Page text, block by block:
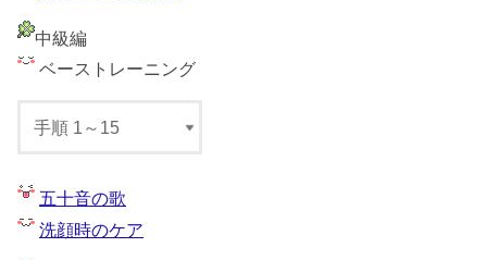
中級編
ベーストレーニング
五十音の歌
洗顔時のケア